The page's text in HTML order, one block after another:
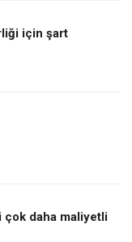
için şart
çok daha maliyetli